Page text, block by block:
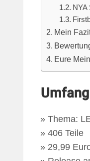
NYA
Mein
Eure
Thema:
406 Teile
29,99